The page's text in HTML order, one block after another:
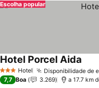
Escolha popular
3 EstrelasHotel Disponibilidade de
Hotel Porcel Aida
7,7 Boa 3.269 a 17.7 km